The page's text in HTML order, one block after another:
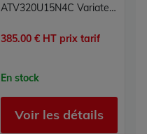
ATV320U15N4C Variateur de vitesse Altivar Schneider Telemecanique
385.00 € HT prix tarif
En stock
Voir les détails